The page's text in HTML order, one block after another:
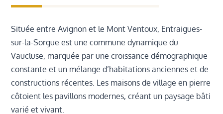
Située entre Avignon et le Mont Ventoux, Entraigues-
sur-la-Sorgue est une commune dynamique du
Vaucluse, marquée par une croissance démographique
constante et un mélange d’habitations anciennes et de
constructions récentes. Les maisons de village en pierre
côtoient les pavillons modernes, créant un paysage bâti
varié et vivant.